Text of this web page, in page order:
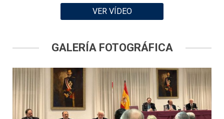
VER VÍDEO
GALERÍA FOTOGRÁFICA